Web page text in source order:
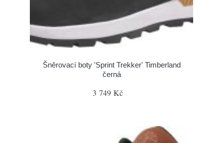
Šněrovací boty 'Sprint Trekker' Timberland
černá
3 749 Kč